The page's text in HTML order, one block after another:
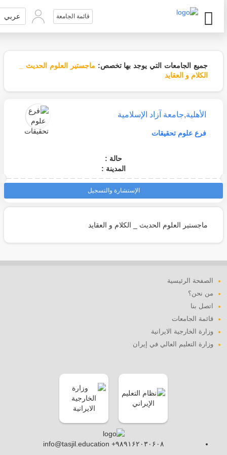
قائمة الجامعة عربي
جميع الجامعات التي يوجد بها تخصص: ماجستير العلوم الحديث _
الكلام و العقايد
الأهلية,جامعة آزاد الإسلامية
فرع علوم تحقيقات
حالة :
المدينة :
الإستشارة والتسجيل
ماجستير العلوم الحديث _ الكلام و العقايد
الصفحة الرئيسية
من نحن؟
اتصل بنا
قائمة الجامعات
وزارة الخارجية الايرانية
وزارة التعليم العالي في إيران
info@tasjil.education +۹۸۹۱۶۲۰۳۰۶۰۸